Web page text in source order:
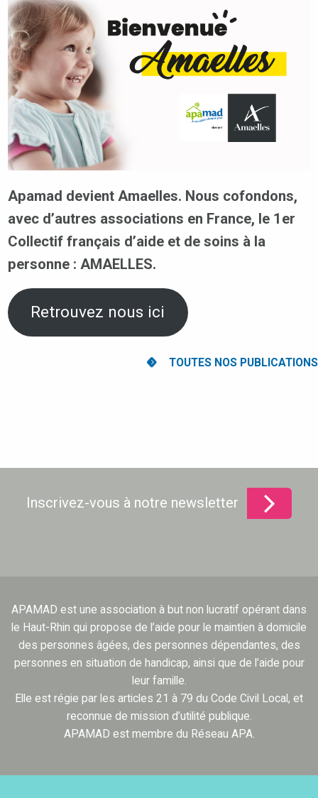
Apamad devient Amaelles. Nous cofondons,
avec d’autres associations en France, le 1er
Collectif français d’aide et de soins à la
personne : AMAELLES.
Retrouvez nous ici
TOUTES NOS PUBLICATIONS
Inscrivez-vous à notre newsletter
APAMAD est une association à but non lucratif opérant dans
le Haut-Rhin qui propose de l’aide pour le maintien à domicile
des personnes âgées, des personnes dépendantes, des
personnes en situation de handicap, ainsi que de l’aide pour
leur famille.
Elle est régie par les articles 21 à 79 du Code Civil Local, et
reconnue de mission d’utilité publique.
APAMAD est membre du Réseau APA.